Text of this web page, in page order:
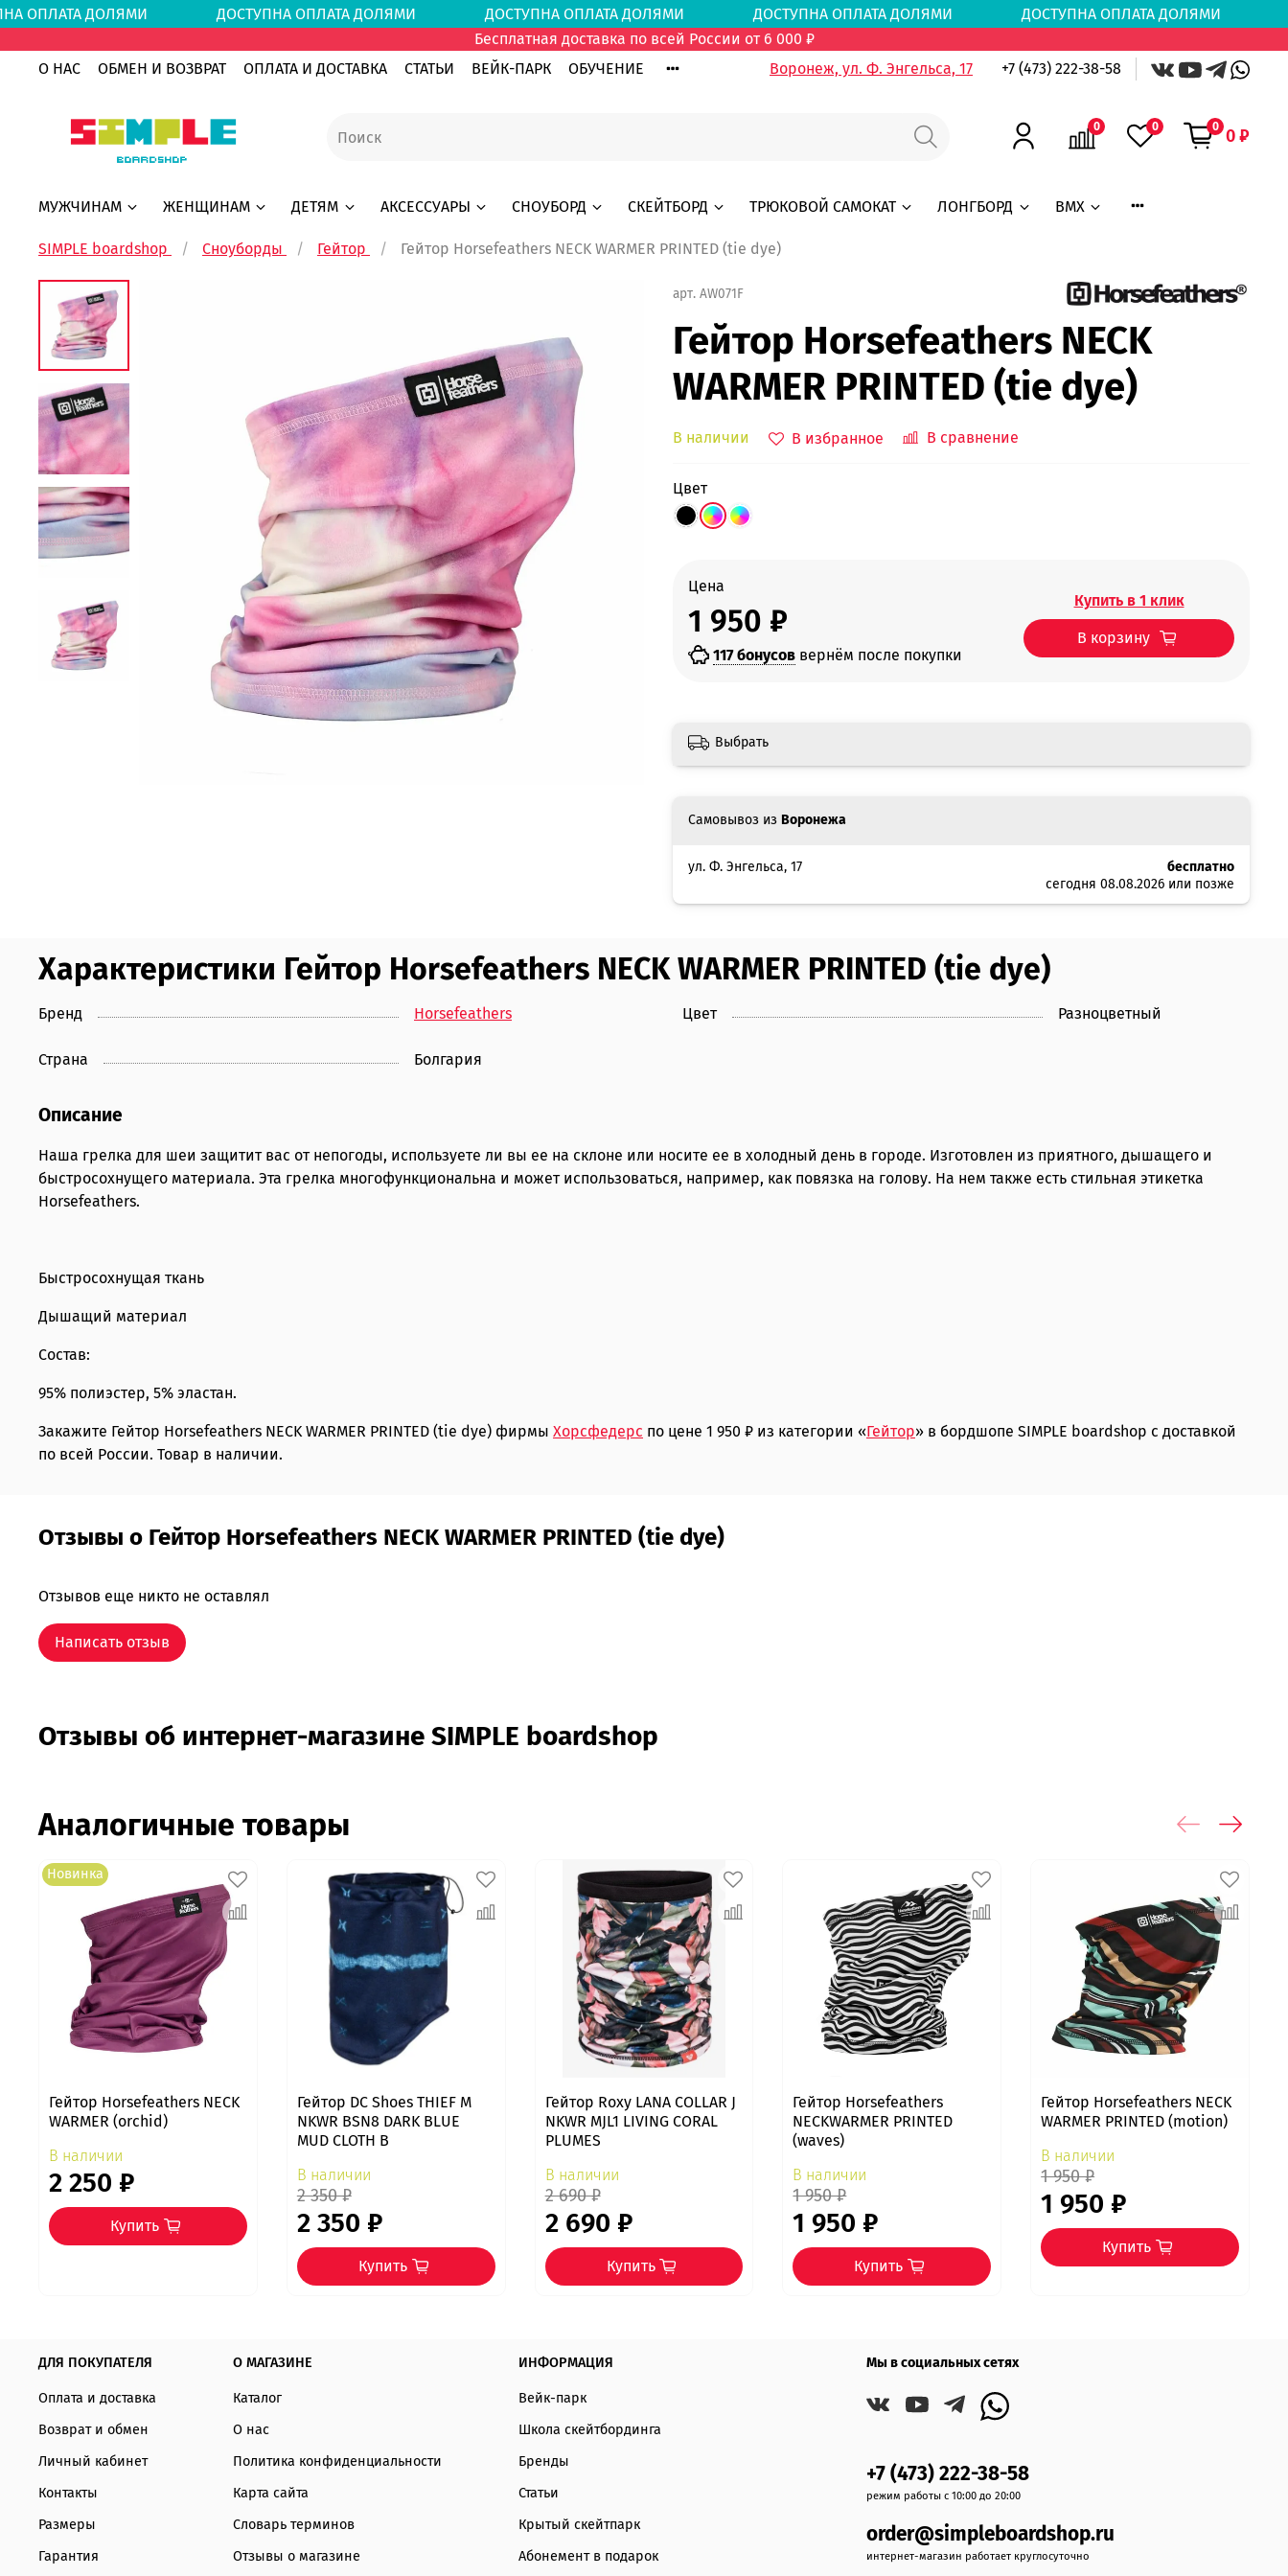
ОПЛАТА ДОЛЯМИ ДОСТУПНА ОПЛАТА ДОЛЯМИ ДОСТУПНА ОПЛАТА ДОЛЯМИ ДОСТУПНА ОПЛАТА ДОЛЯМИ ДОСТУПНА ОПЛАТА ДОЛЯМИ
Бесплатная доставка по всей России от 6 000 ₽
О НАС
ОБМЕН И ВОЗВРАТ ОПЛАТА И ДОСТАВКА СТАТЬИ ВЕЙК-ПАРК ОБУЧЕНИЕ Воронеж, ул. Ф. Энгельса, 17 +7 (473) 222-38-58
0 0 0 0 ₽
МУЖЧИНАМ ЖЕНЩИНАМ ДЕТЯМ АКСЕССУАРЫ СНОУБОРД СКЕЙТБОРД ТРЮКОВОЙ САМОКАТ ЛОНГБОРД BMX
SIMPLE boardshop Сноуборды Гейтор Гейтор Horsefeathers NECK WARMER PRINTED (tie dye)
арт. AW071F
Гейтор Horsefeathers NECK
WARMER PRINTED (tie dye)
В наличии В избранное В сравнение
цвет
Цена
1 950 ₽
117 бонусов вернём после покупки
Купить в 1 клик
В корзину
Самовывоз из Воронежа
ул. Ф. Энгельса, 17
бесплатно
сегодня 08.08.2026 или позже
Выбрать
Характеристики Гейтор Horsefeathers NECK WARMER PRINTED (tie dye)
Бренд Horsefeathers Цвет Разноцветный
Страна Болгария
Описание
Наша грелка для шеи защитит вас от непогоды, используете ли вы ее на склоне или носите ее в холодный день в городе. Изготовлен из приятного, дышащего и
быстросохнущего материала. Эта грелка многофункциональна и может использоваться, например, как повязка на голову. На нем также есть стильная этикетка
Horsefeathers.
Быстросохнущая ткань
Дышащий материал
Состав:
95% полиэстер, 5% эластан.
Закажите Гейтор Horsefeathers NECK WARMER PRINTED (tie dye) фирмы Хорсфедерс по цене 1 950 ₽ из категории «Гейтор» в бордшопе SIMPLE boardshop с доставкой
по всей России. Товар в наличии.
Отзывы о Гейтор Horsefeathers NECK WARMER PRINTED (tie dye)
Отзывов еще никто не оставлял
Написать отзыв
Отзывы об интернет-магазине SIMPLE boardshop
Аналогичные товары
Новинка
Гейтор Horsefeathers NECK
WARMER (orchid)
В наличии
2 250 ₽
Купить
Гейтор DC Shoes THIEF M
NKWR BSN8 DARK BLUE
MUD CLOTH B
В наличии
2 350 ₽
2 350 ₽
Купить
Гейтор Roxy LANA COLLAR J
NKWR MJL1 LIVING CORAL
PLUMES
В наличии
2 690 ₽
2 690 ₽
Купить
Гейтор Horsefeathers
NECKWARMER PRINTED
(waves)
В наличии
1 950 ₽
1 950 ₽
Купить
Гейтор Horsefeathers NECK
WARMER PRINTED (motion)
В наличии
1 950 ₽
1 950 ₽
Купить
ДЛЯ ПОКУПАТЕЛЯ
Оплата и доставка
Возврат и обмен
Личный кабинет
Контакты
Размеры
Гарантия
О МАГАЗИНЕ
Каталог
О нас
Политика конфиденциальности
Карта сайта
Словарь терминов
Отзывы о магазине
ИНФОРМАЦИЯ
Вейк-парк
Школа скейтбординга
Бренды
Статьи
Крытый скейтпарк
Абонемент в подарок
Мы в социальных сетях
+7 (473) 222-38-58
режим работы с 10:00 до 20:00
order@simpleboardshop.ru
интернет-магазин работает круглосуточно